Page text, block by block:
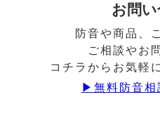
お問
防音や商品、
ご相談やお
コチラからお気軽
▶︎無料防音相